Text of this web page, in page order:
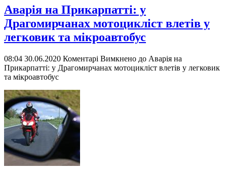
Аварія на Прикарпатті: у
Драгомирчанах мотоцикліст влетів у
легковик та мікроавтобус
08:04 30.06.2020 Коментарі Вимкнено до Аварія на
Прикарпатті: у Драгомирчанах мотоцикліст влетів у легковик
та мікроавтобус